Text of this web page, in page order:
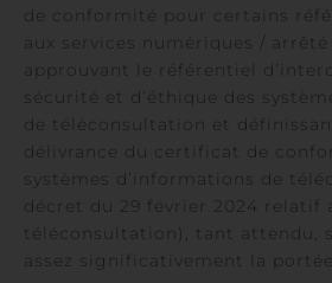
de conformité pour certains
aux services numériques /
approuvant le référentiel
sécurité et d’éthique des
de téléconsultation et
délivrance du certificat de
systèmes d’informations de
décret du 29 février 2024 relatif
téléconsultation), tant attendu,
assez significativement la